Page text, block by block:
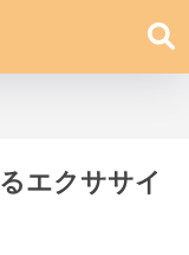
エクササイ